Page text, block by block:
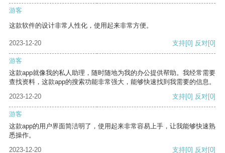
游客
这款软件的设计非常人性化，使用起来非常方便。
2023-12-20 支持[0] 反对[0]
游客
这款app就像我的私人助理，随时随地为我的办公提供帮助。我经常需要
查找资料，这款app的搜索功能非常强大，能够快速找到我需要的信息。
2023-12-20
支持[0] 反对[0]
游客
这款app的用户界面简洁明了，使用起来非常容易上手，让我能够快速熟
悉操作。
2023-12-20
支持[0] 反对[0]